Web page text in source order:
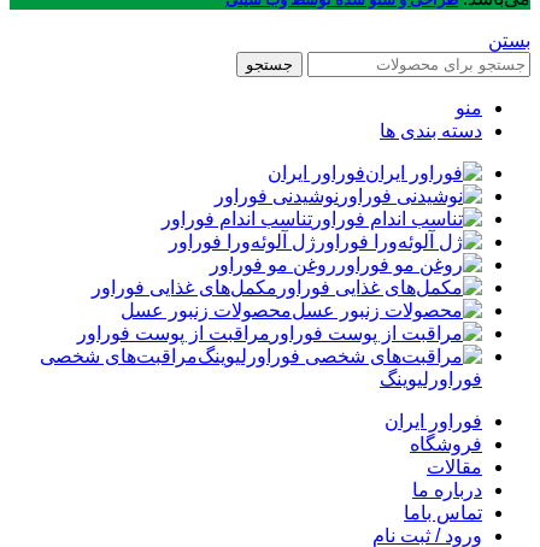
بستن
جستجو
منو
دسته بندی ها
فوراور ایران
نوشیدنی فوراور
تناسب اندام فوراور
ژل آلوئه‌ورا فوراور
روغن مو فوراور
مکمل‌های غذایی فوراور
محصولات زنبور عسل
مراقبت از پوست فوراور
مراقبت‌های شخصی
فوراورلیوینگ
فوراور ایران
فروشگاه
مقالات
درباره ما
تماس باما
ورود / ثبت نام